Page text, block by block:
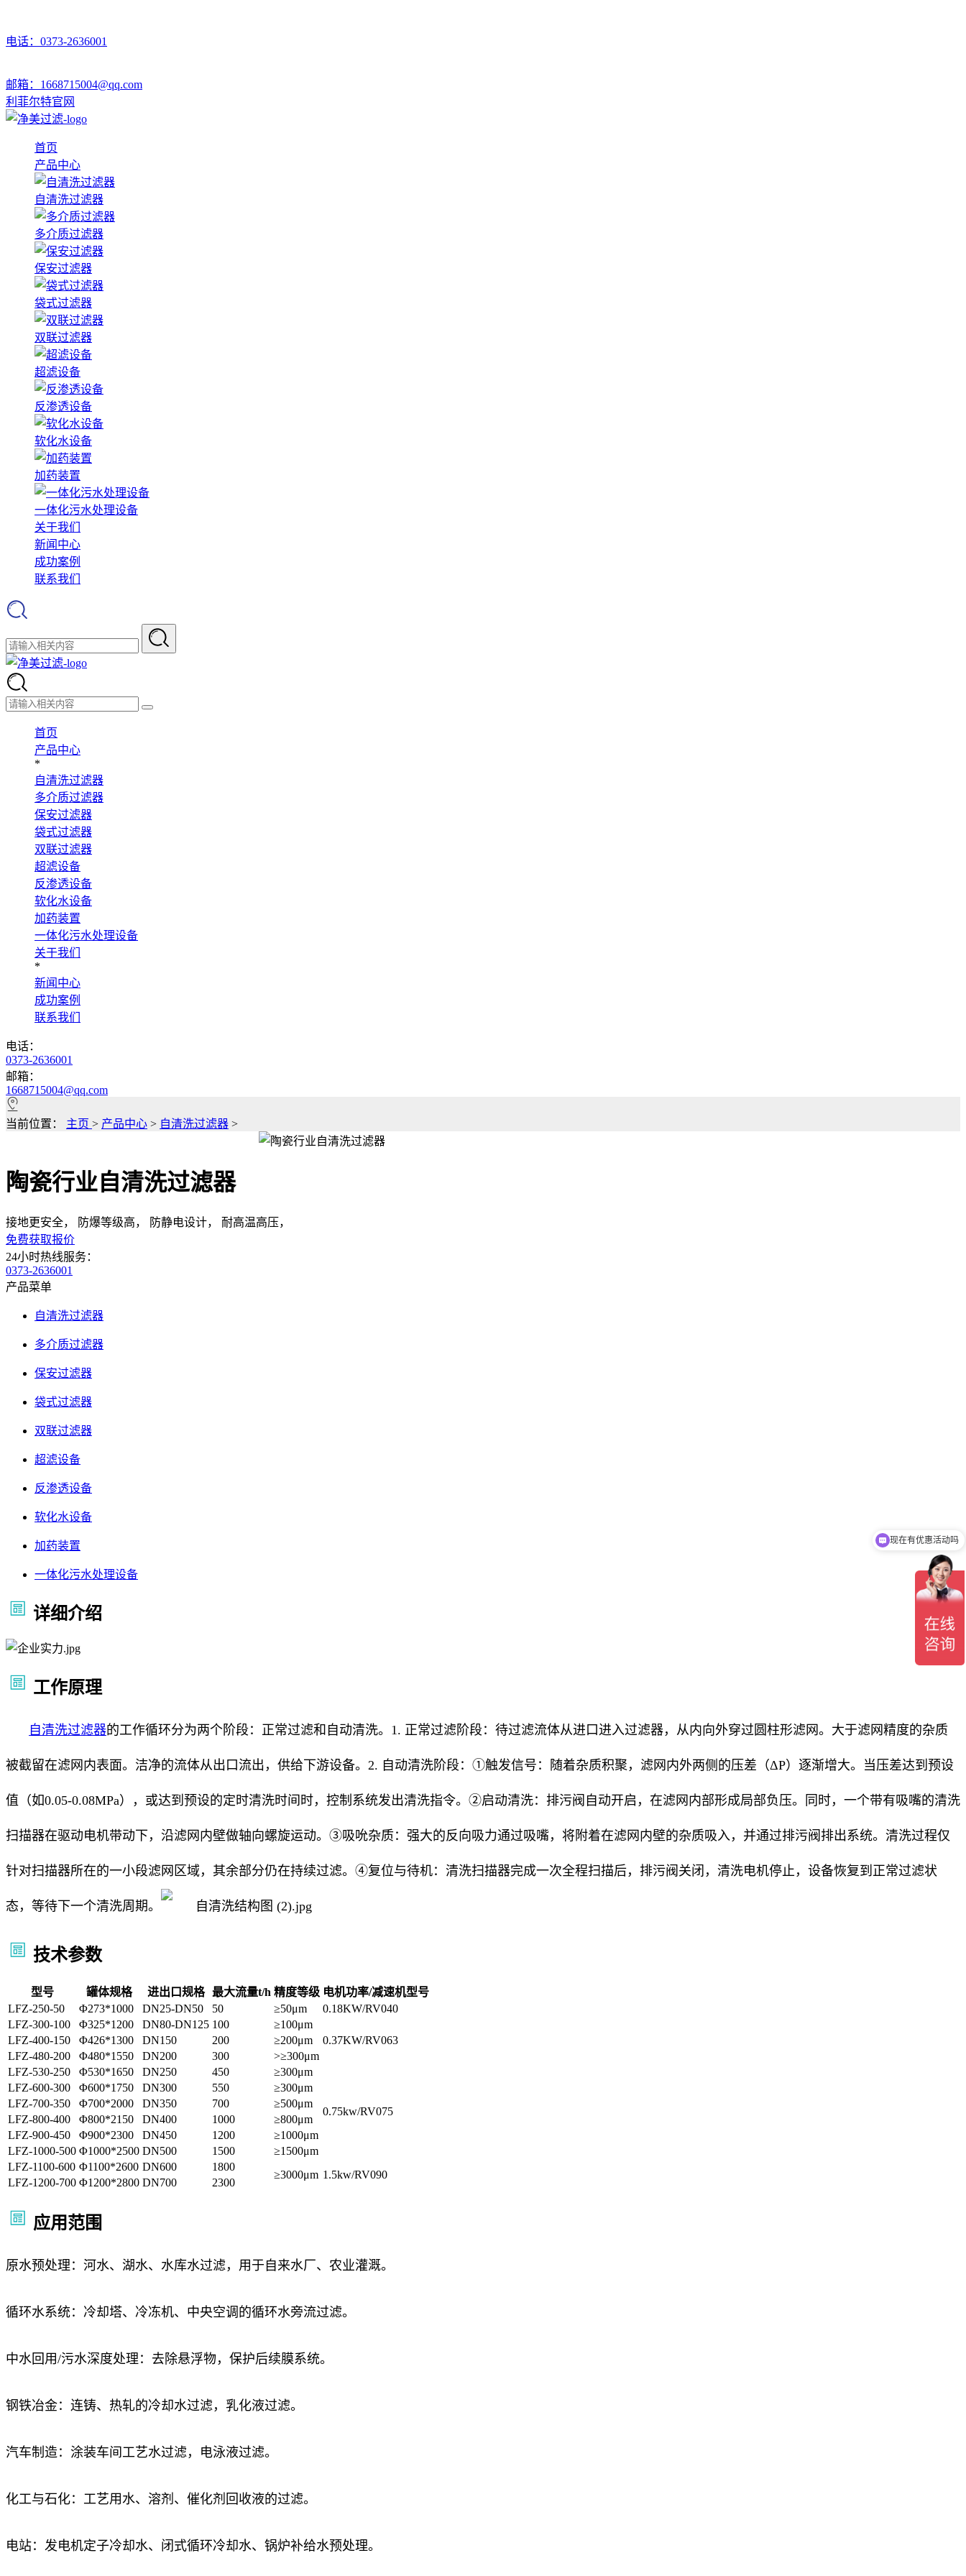
电话：0373-2636001
邮箱：1668715004@qq.com
利菲尔特官网
首页
产品中心
自清洗过滤器
多介质过滤器
保安过滤器
袋式过滤器
双联过滤器
超滤设备
反渗透设备
软化水设备
加药装置
一体化污水处理设备
关于我们
新闻中心
成功案例
联系我们
首页
产品中心
*
自清洗过滤器
多介质过滤器
保安过滤器
袋式过滤器
双联过滤器
超滤设备
反渗透设备
软化水设备
加药装置
一体化污水处理设备
关于我们
*
新闻中心
成功案例
联系我们
电话：
0373-2636001
邮箱：
1668715004@qq.com
当前位置： 主页 > 产品中心 > 自清洗过滤器 >
陶瓷行业自清洗过滤器
接地更安全， 防爆等级高， 防静电设计， 耐高温高压，
免费获取报价
24小时热线服务：
0373-2636001
产品菜单
自清洗过滤器
多介质过滤器
保安过滤器
袋式过滤器
双联过滤器
超滤设备
反渗透设备
软化水设备
加药装置
一体化污水处理设备
详细介绍
工作原理
自清洗过滤器的工作循环分为两个阶段：正常过滤和自动清洗。1. 正常过滤阶段：待过滤流体从进口进入过滤器，从内向外穿过圆柱形滤网。大于滤网精度的杂质
被截留在滤网内表面。洁净的流体从出口流出，供给下游设备。2. 自动清洗阶段：①触发信号：随着杂质积聚，滤网内外两侧的压差（ΔP）逐渐增大。当压差达到预设
值（如0.05-0.08MPa），或达到预设的定时清洗时间时，控制系统发出清洗指令。②启动清洗：排污阀自动开启，在滤网内部形成局部负压。同时，一个带有吸嘴的清洗
扫描器在驱动电机带动下，沿滤网内壁做轴向螺旋运动。③吸吮杂质：强大的反向吸力通过吸嘴，将附着在滤网内壁的杂质吸入，并通过排污阀排出系统。清洗过程仅
针对扫描器所在的一小段滤网区域，其余部分仍在持续过滤。④复位与待机：清洗扫描器完成一次全程扫描后，排污阀关闭，清洗电机停止，设备恢复到正常过滤状
态，等待下一个清洗周期。
技术参数
型号 罐体规格 进出口规格 最大流量t/h 精度等级 电机功率/减速机型号
LFZ-250-50
Φ273*1000 DN25-DN50 50 ≥50μm
0.18KW/RV040
LFZ-300-100
Φ325*1200 DN80-DN125 100
≥100μm
0.37KW/RV063
LFZ-400-150 Φ426*1300 DN150 200
≥200μm
LFZ-480-200
Φ480*1550 DN200 300
>≥300μm
LFZ-530-250
Φ530*1650 DN250 450 ≥300μm
0.75kw/RV075
LFZ-600-300 Φ600*1750 DN300 550
≥300μm
LFZ-700-350
Φ700*2000 DN350 700
≥500μm
LFZ-800-400
Φ800*2150 DN400 1000
≥800μm
LFZ-900-450
Φ900*2300 DN450 1200
≥1000μm
LFZ-1000-500 Φ1000*2500 DN500 1500
≥1500μm
LFZ-1100-600 Φ1100*2600 DN600 1800
≥3000μm 1.5kw/RV090
LFZ-1200-700 Φ1200*2800 DN700 2300
应用范围
原水预处理：河水、湖水、水库水过滤，用于自来水厂、农业灌溉。
循环水系统：冷却塔、冷冻机、中央空调的循环水旁流过滤。
中水回用/污水深度处理：去除悬浮物，保护后续膜系统。
钢铁冶金：连铸、热轧的冷却水过滤，乳化液过滤。
汽车制造：涂装车间工艺水过滤，电泳液过滤。
化工与石化：工艺用水、溶剂、催化剂回收液的过滤。
电站：发电机定子冷却水、闭式循环冷却水、锅炉补给水预处理。
可以介绍下你们的产品么